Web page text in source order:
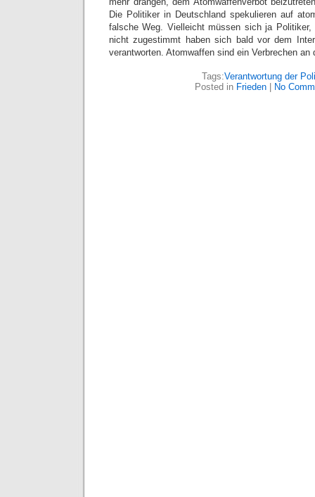
Die Politiker in Deutschland spekulieren auf
falsche Weg. Vielleicht müssen sich ja Politiker,
nicht zugestimmt haben sich bald vor dem
verantworten. Atomwaffen sind ein Verbrechen an
Tags:Verantwortung der
Posted in Frieden| No